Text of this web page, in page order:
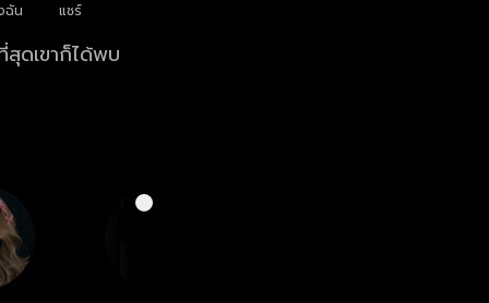
ฉัน แชร์
สุดเขาก็ได้พบ